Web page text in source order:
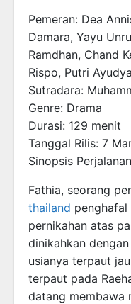
Pemeran: Dea
Damara, Yayu
Ramdhan, Chand
Rispo, Putri
Sutradara:
Genre: Drama
Durasi: 129 menit
Tanggal Rilis: 7
Sinopsis
Fathia, seorang
thailand
pernikahan atas
dinikahkan
usianya terpaut
terpaut pada
datang membawa